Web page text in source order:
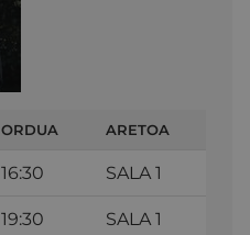
ORDUA ARETOA
16:30 SALA 1
19:30 SALA 1